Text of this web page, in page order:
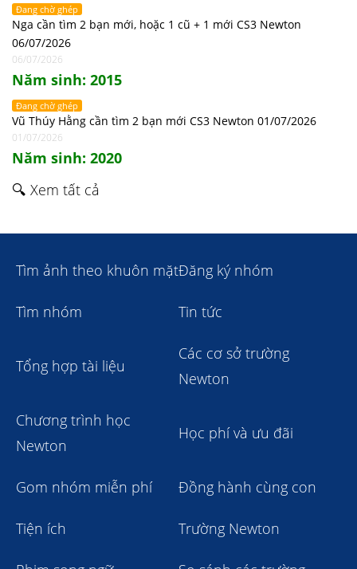
Đang chờ ghép
Nga cần tìm 2 bạn mới, hoặc 1 cũ + 1 mới CS3 Newton
06/07/2026
06/07/2026
Năm sinh: 2015
Đang chờ ghép
Vũ Thúy Hằng cần tìm 2 bạn mới CS3 Newton 01/07/2026
01/07/2026
Năm sinh: 2020
🔍 Xem tất cả
Tìm ảnh theo khuôn mặtĐăng ký nhóm
Tìm nhóm Tin tức
Tổng hợp tài liệu
Các cơ sở trường
Newton
Chương trình học
Newton
Học phí và ưu đãi
Gom nhóm miễn phí Đồng hành cùng con
Tiện ích Trường Newton